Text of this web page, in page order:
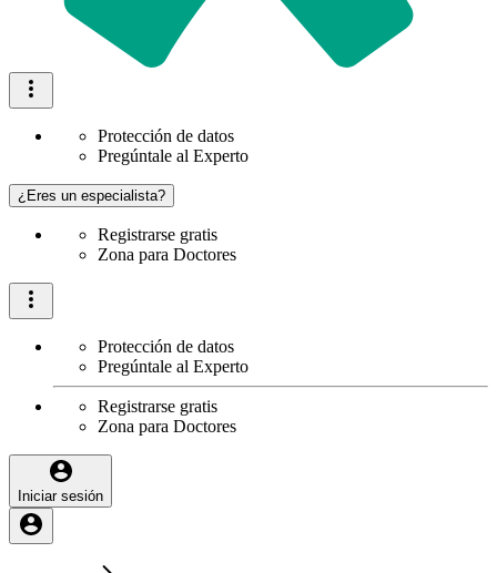
Protección de datos
Pregúntale al Experto
¿Eres un especialista?
Registrarse gratis
Zona para Doctores
Protección de datos
Pregúntale al Experto
Registrarse gratis
Zona para Doctores
Iniciar sesión